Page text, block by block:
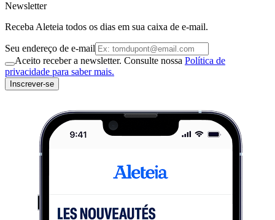
Newsletter
Receba Aleteia todos os dias em sua caixa de e-mail.
Seu endereço de e-mail
Aceito receber a newsletter. Consulte nossa Política de
privacidade para saber mais.
Inscrever-se